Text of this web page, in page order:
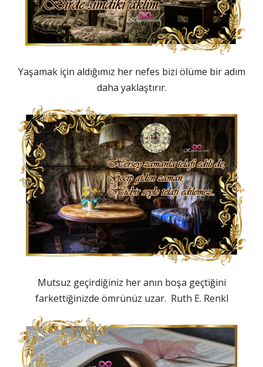
Yaşamak için aldığımız her nefes bizi ölüme bir adım
daha yaklaştırır.
Mutsuz geçirdiğiniz her anın boşa geçtiğini
farkettiğinizde ömrünüz uzar. Ruth E. Renkl